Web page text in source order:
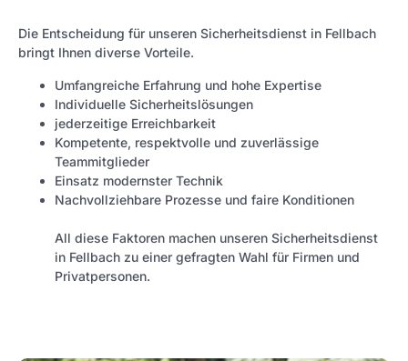
Die Entscheidung für unseren Sicherheitsdienst in Fellbach
bringt Ihnen diverse Vorteile.
Umfangreiche Erfahrung und hohe Expertise
Individuelle Sicherheitslösungen
jederzeitige Erreichbarkeit
Kompetente, respektvolle und zuverlässige
Teammitglieder
Einsatz modernster Technik
Nachvollziehbare Prozesse und faire Konditionen
All diese Faktoren machen unseren Sicherheitsdienst
in Fellbach zu einer gefragten Wahl für Firmen und
Privatpersonen.